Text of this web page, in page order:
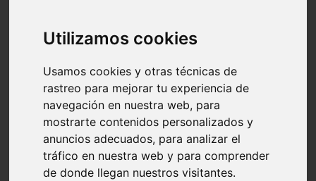
Utilizamos cookies
Usamos cookies y otras técnicas de
rastreo para mejorar tu experiencia de
navegación en nuestra web, para
mostrarte contenidos personalizados y
anuncios adecuados, para analizar el
tráfico en nuestra web y para comprender
de donde llegan nuestros visitantes.
protagonistas
reptiles
adopci n
higiene
snacks
acuario
iberzoo propet
comercios
estanques
viajar